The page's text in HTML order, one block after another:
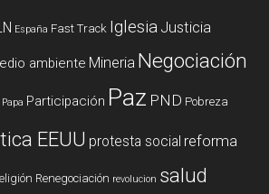
España Fast Track Iglesia Justicia
ambiente Mineria Negociación
Papa Participación Paz PND Pobreza
EEUU protesta social reforma
Renegociación revolucion salud